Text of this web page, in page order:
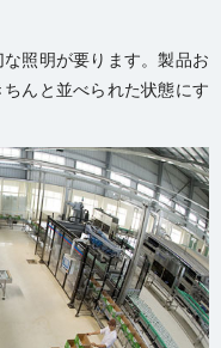
照明が要ります。製品お
んと並べられた状態にす